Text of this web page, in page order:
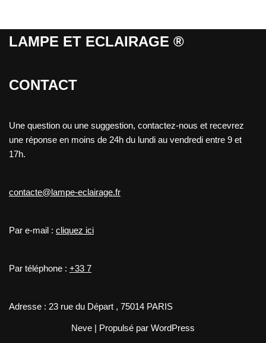
LAMPE ET ECLAIRAGE ®
CONTACT
Une question ou une suggestion, contactez-nous et recevrez
une réponse en moins de 24h du lundi au vendredi entre 9 et
17h.
contacte@lampe-eclairage.fr
Par e-mail : cliquez ici
Par téléphone : +33 7
Adresse : 23 rue du Départ , 75014 PARIS
Neve | Propulsé par WordPress